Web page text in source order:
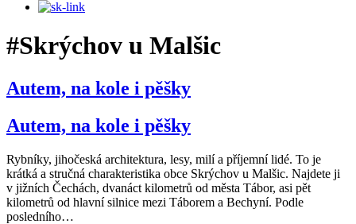
#Skrýchov u Malšic
Autem, na kole i pěšky
Autem, na kole i pěšky
Rybníky, jihočeská architektura, lesy, milí a příjemní lidé. To je
krátká a stručná charakteristika obce Skrýchov u Malšic. Najdete ji
v jižních Čechách, dvanáct kilometrů od města Tábor, asi pět
kilometrů od hlavní silnice mezi Táborem a Bechyní. Podle
posledního…